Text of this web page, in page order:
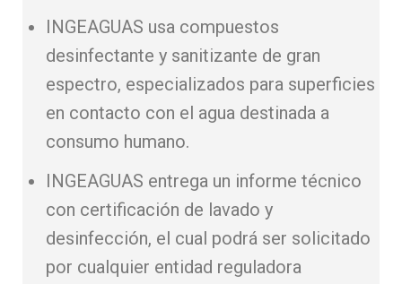
INGEAGUAS usa compuestos
desinfectante y sanitizante de gran
espectro, especializados para superficies
en contacto con el agua destinada a
consumo humano.
INGEAGUAS entrega un informe técnico
con certificación de lavado y
desinfección, el cual podrá ser solicitado
por cualquier entidad reguladora